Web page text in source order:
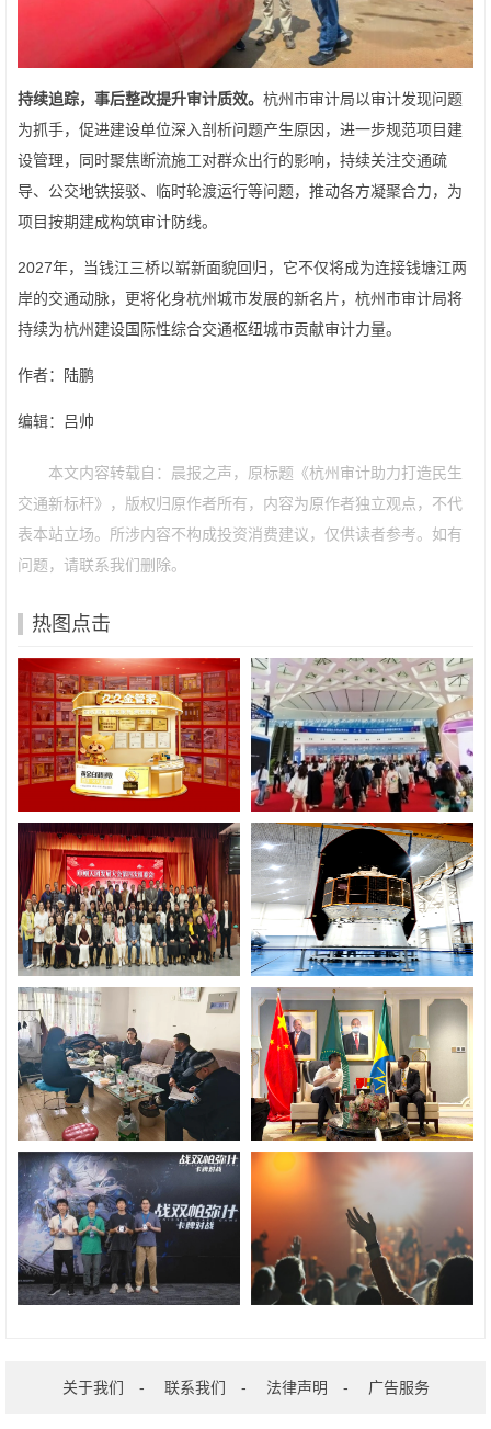
持续追踪，事后整改提升审计质效。 杭州市审计局以审计发现问题
为抓手，促进建设单位深入剖析问题产生原因，进一步规范项目建
设管理，同时聚焦断流施工对群众出行的影响，持续关注交通疏
导、公交地铁接驳、临时轮渡运行等问题，推动各方凝聚合力，为
项目按期建成构筑审计防线。
2027年，当钱江三桥以崭新面貌回归，它不仅将成为连接钱塘江两
岸的交通动脉，更将化身杭州城市发展的新名片，杭州市审计局将
持续为杭州建设国际性综合交通枢纽城市贡献审计力量。
作者：陆鹏
编辑：吕帅
本文内容转载自：晨报之声，原标题《杭州审计助力打造民生
交通新标杆》，版权归原作者所有，内容为原作者独立观点，不代
表本站立场。所涉内容不构成投资消费建议，仅供读者参考。如有
问题，请联系我们删除。
热图点击
关于我们 - 联系我们 - 法律声明 - 广告服务